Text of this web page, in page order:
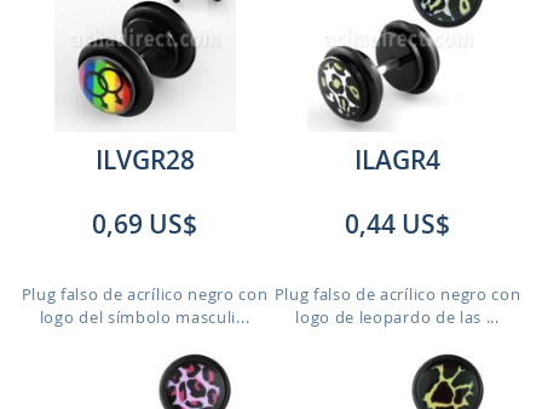
ILVGR28
0,69 US$
Plug falso de acrílico negro con
logo del símbolo masculi...
ILAGR4
0,44 US$
Plug falso de acrílico negro con
logo de leopardo de las ...